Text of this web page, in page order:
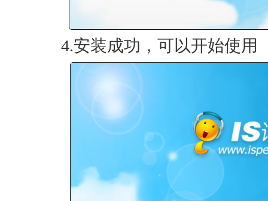
4.安装成功，可以开始使用